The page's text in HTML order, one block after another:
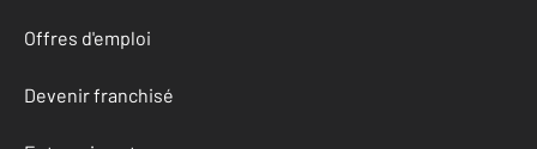
Offres d'emploi
Devenir franchisé